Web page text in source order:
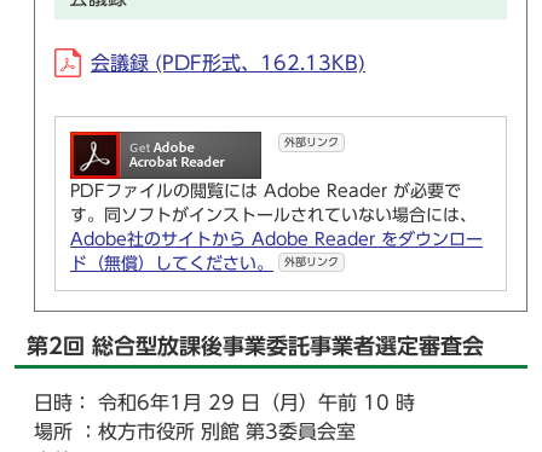
会議録 (PDF形式、162.13KB)
外部リンク
PDFファイルの閲覧には Adobe Reader が必要で
す。同ソフトがインストールされていない場合には、
Adobe社のサイトから Adobe Reader をダウンロー
ド（無償）してください。
外部リンク
第2回 総合型放課後事業委託事業者選定審査会
日時： 令和6年1月 29 日（月）午前 10 時
場所 ：枚方市役所 別館 第3委員会室